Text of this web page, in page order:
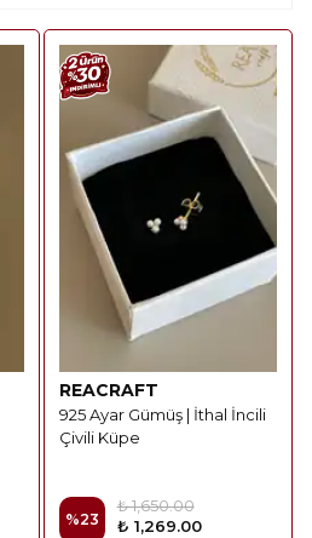
REACRAFT
925 Ayar Gümüş | İthal İncili
Çivili Küpe
%23
₺ 1,650.00
₺ 1,269.00